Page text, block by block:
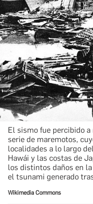
El sismo fue percibido
serie de maremotos,
localidades a lo largo
Hawái y las costas de
los distintos daños en
el tsunami generado
Wikimedia Commons